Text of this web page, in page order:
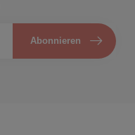
Abonnieren